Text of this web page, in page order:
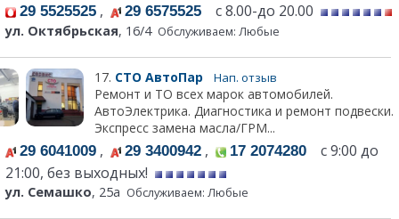
29 5525525 , 29 6575525 с 8.00-до 20.00
ул. Октябрьская, 16/4 Обслуживаем: Любые
17. СТО АвтоПар Нап. отзыв
Ремонт и ТО всех марок автомобилей.
АвтоЭлектрика. Диагностика и ремонт подвески.
Экспресс замена масла/ГРМ...
29 6041009 , 29 3400942 , 17 2074280 с 9:00 до
21:00, без выходных!
ул. Семашко, 25а Обслуживаем: Любые